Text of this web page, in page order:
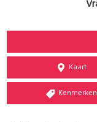
Kaart
Kenmerken